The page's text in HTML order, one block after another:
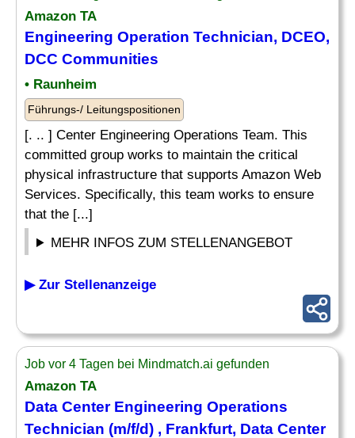
Amazon TA
Engineering Operation Technician, DCEO,
DCC Communities
• Raunheim
Führungs-/ Leitungspositionen
[. .. ] Center Engineering Operations Team. This
committed group works to maintain the critical
physical infrastructure that supports Amazon Web
Services. Specifically, this team works to ensure
that the [...]
MEHR INFOS ZUM STELLENANGEBOT
▶ Zur Stellenanzeige
Job vor 4 Tagen bei Mindmatch.ai gefunden
Amazon TA
Data Center Engineering Operations
Technician (m/f/d) , Frankfurt, Data Center